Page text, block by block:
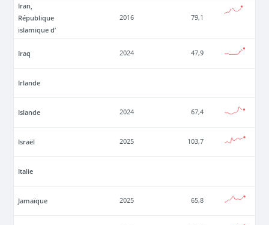
Iran,
République
islamique d’
2016 79,1
Iraq 2024 47,9
Irlande
Islande 2024 67,4
Israël 2025 103,7
Italie
Jamaïque 2025 65,8